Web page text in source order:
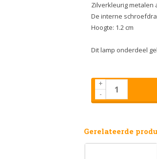
Zilverkleurig metalen
De interne
Hoogte: 1.2 cm
Dit lamp onderdeel
+
-
Gerelateerde